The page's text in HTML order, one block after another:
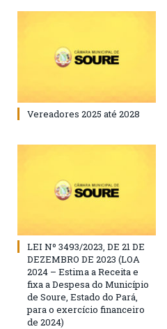
Vereadores 2025 até 2028
LEI Nº 3493/2023, DE 21 DE
DEZEMBRO DE 2023 (LOA
2024 – Estima a Receita e
fixa a Despesa do Município
de Soure, Estado do Pará,
para o exercício financeiro
de 2024)